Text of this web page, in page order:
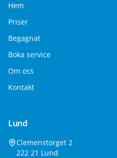
Hem
Priser
Begagnat
Boka service
Om oss
Kontakt
Lund
Clemenstorget 2
222 21 Lund